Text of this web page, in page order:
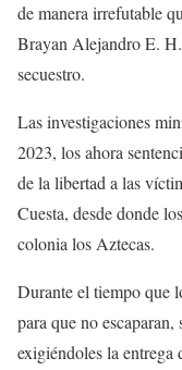
de manera irrefutable
Brayan Alejandro E.
secuestro.
Las investigaciones
2023, los ahora
de la libertad a las
Cuesta, desde donde
colonia los Aztecas.
Durante el tiempo que
para que no
exigiéndoles la entrega